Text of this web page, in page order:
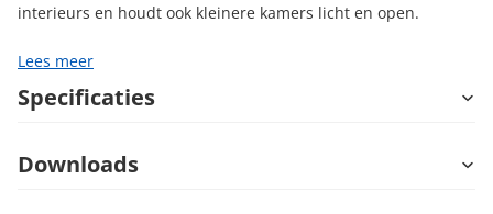
Lees meer
interieurs en houdt ook kleinere kamers licht en open.
Specificaties
Downloads